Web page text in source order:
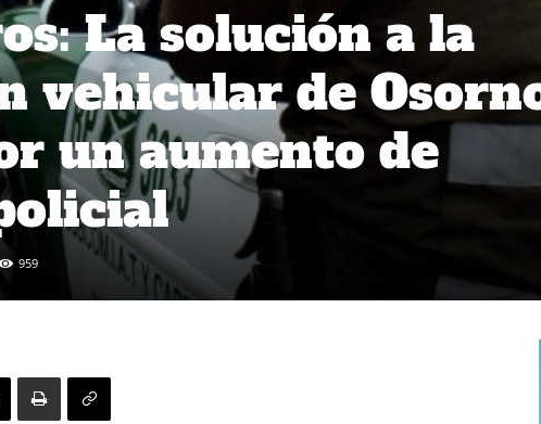
La solución a la
vehicular de
un aumento de
959